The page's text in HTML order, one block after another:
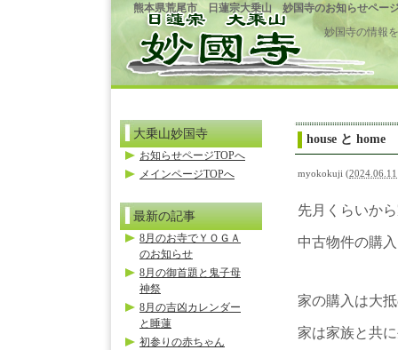
熊本県荒尾市 日蓮宗大乗山 妙国寺のお知らせペー
妙国寺の情報
house と home
myokokuji (
先月くらいか
中古物件の購
家の購入は大
家は家族と共
大乗山妙国寺
お知らせページTOPへ
メインページTOPへ
最新の記事
8月のお寺でＹＯＧＡ
のお知らせ
8月の御首題と鬼子母
神祭
8月の吉凶カレンダー
と睡蓮
初参りの赤ちゃん